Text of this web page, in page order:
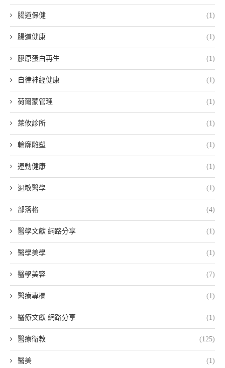
腸道保健 (1)
腸道健康 (1)
膠原蛋白再生 (1)
自律神經健康 (1)
荷爾蒙管理 (1)
萊攸診所 (1)
輪廓雕塑 (1)
運動健康 (1)
過敏醫學 (1)
部落格 (4)
醫學文獻 網路分享 (1)
醫學美學 (1)
醫學美容 (7)
醫療專欄 (1)
醫療文獻 網路分享 (1)
醫療衛教 (125)
醫美 (1)